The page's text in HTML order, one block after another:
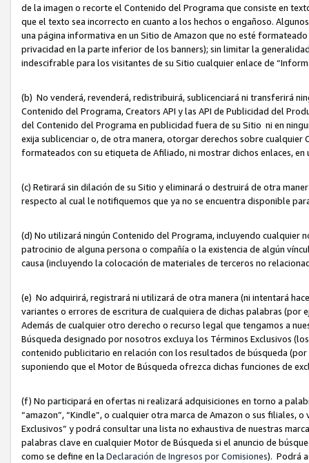
de la imagen o recorte el Contenido del Programa que consiste en
que el texto sea incorrecto en cuanto a los hechos o engañoso.
una página informativa en un Sitio de Amazon que no esté
privacidad en la parte inferior de los banners); sin limitar la
indescifrable para los visitantes de su Sitio cualquier enlace de
(b) No venderá, revenderá, redistribuirá, sublicenciará ni transferirá
Contenido del Programa, Creators API y las API de Publicidad del
del Contenido del Programa en publicidad fuera de su Sitio ni en
exija sublicenciar o, de otra manera, otorgar derechos sobre
formateados con su etiqueta de Afiliado, ni mostrar dichos enlaces,
(c) Retirará sin dilación de su Sitio y eliminará o destruirá de otra
respecto al cual le notifiquemos que ya no se encuentra disponible
(d) No utilizará ningún Contenido del Programa, incluyendo cualquier
patrocinio de alguna persona o compañía o la existencia de algún
causa (incluyendo la colocación de materiales de terceros no
(e) No adquirirá, registrará ni utilizará de otra manera (ni intentará
variantes o errores de escritura de cualquiera de dichas palabras (por
Además de cualquier otro derecho o recurso legal que tengamos a
Búsqueda designado por nosotros excluya los Términos Exclusivos
contenido publicitario en relación con los resultados de búsqueda
suponiendo que el Motor de Búsqueda ofrezca dichas funciones de
(f) No participará en ofertas ni realizará adquisiciones en torno a
“amazon”, “Kindle”, o cualquier otra marca de Amazon o sus filiales,
Exclusivos” y podrá consultar una lista no exhaustiva de nuestras
palabras clave en cualquier Motor de Búsqueda si el anuncio de
como se define en la Declaración de Ingresos por Comisiones). Podrá